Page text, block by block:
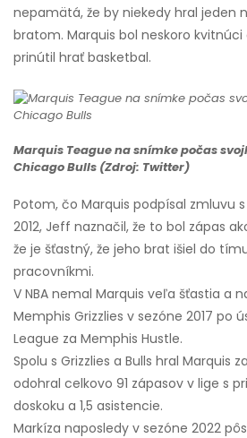
nepamätá, že by niekedy hral jeden
bratom. Marquis bol neskoro
prinútil hrať basketbal.
Marquis Teague na snímke počas
Chicago Bulls (Zdroj: Twitter)
Potom, čo Marquis podpísal zmluvu
2012, Jeff naznačil, že to bol zápas
že je šťastný, že jeho brat išiel do
pracovníkmi.
V NBA nemal Marquis veľa šťastia a
Memphis Grizzlies v sezóne 2017 po
League za Memphis Hustle.
Spolu s Grizzlies a Bulls hral Marquis
odohral celkovo 91 zápasov v lige s
doskoku a 1,5 asistencie.
Markíza naposledy v sezóne 2022